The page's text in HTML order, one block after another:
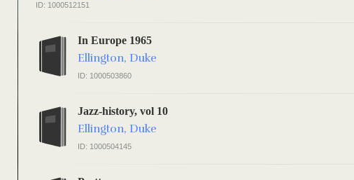
ID: 1000512151
In Europe 1965
Ellington, Duke
ID: 1000503860
Jazz-history, vol 10
Ellington, Duke
ID: 1000504145